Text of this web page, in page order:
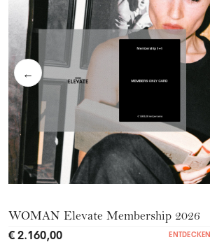
←
WOMAN Elevate Membership 2026
€ 2.160,00 ENTDECKEN